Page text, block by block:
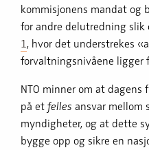
kommisjonens mandat og
for andre delutredning slik
1, hvor det understrekes
forvaltningsnivåene ligger
NTO minner om at
på et felles ansvar mellom
myndigheter, og at dette
bygge opp og sikre en